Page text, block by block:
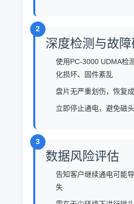
2
深度检测与故障
使用PC-3000 UDMA检
化损坏、固件紊乱
盘片无严重划伤，恢复
立即停止通电，避免磁
3
数据风险评估
告知客户继续通电可能
失